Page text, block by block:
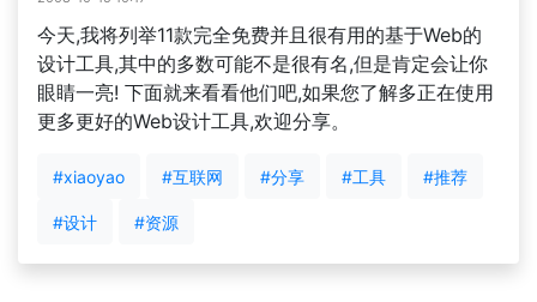
今天,我将列举11款完全免费并且很有用的基于Web的
设计工具,其中的多数可能不是很有名,但是肯定会让你
眼睛一亮! 下面就来看看他们吧,如果您了解多正在使用
更多更好的Web设计工具,欢迎分享。
#xiaoyao #互联网 #分享 #工具 #推荐
#设计 #资源